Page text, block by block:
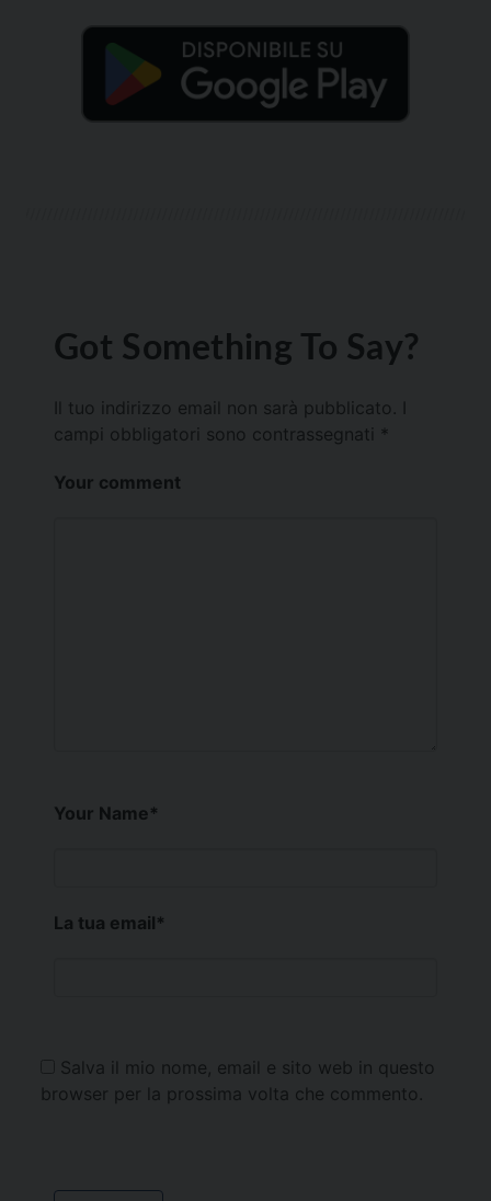
Got Something To Say?
Il tuo indirizzo email non sarà pubblicato.
campi obbligatori sono contrassegnati *
Your comment
Your Name*
La tua email*
Salva il mio nome, email e sito web in questo
browser per la prossima volta che commento.